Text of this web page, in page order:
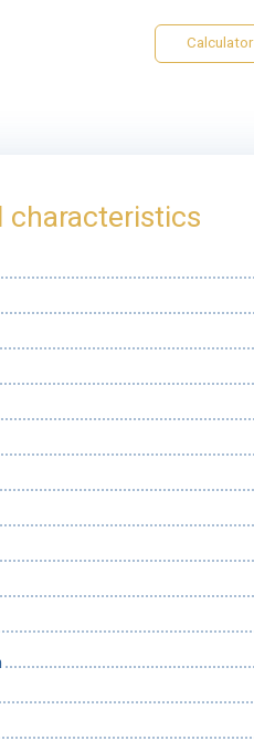
Calculator
characteristics